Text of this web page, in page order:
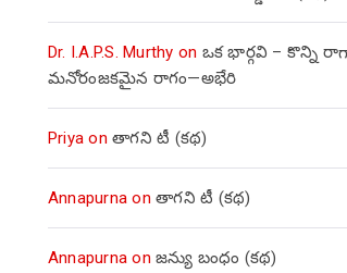
Dr. I.A.P.S. Murthy on ఒక భార్గవి – కొన్ని
మనోరంజకమైన రాగం—అభేరి
Priya onతాగని టీ (కథ)
Annapurna onతాగని టీ (కథ)
Annapurna onజన్యు బంధం (కథ)